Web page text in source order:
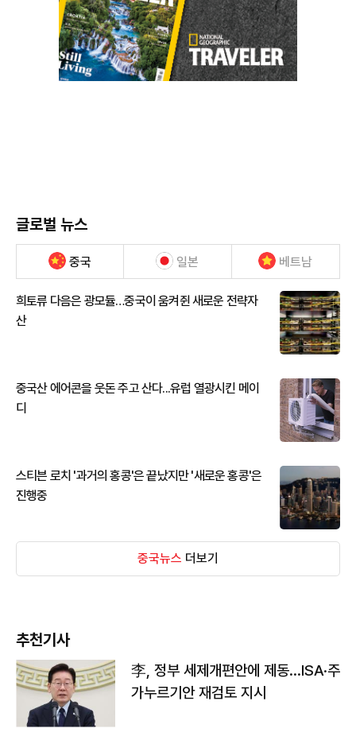
글로벌 뉴스
중국 일본 베트남
희토류 다음은 광모듈…중국이 움켜쥔 새로운 전략자
산
중국산 에어콘을 웃돈 주고 산다...유럽 열광시킨 메이
디
스티븐 로치 '과거의 홍콩'은 끝났지만 '새로운 홍콩'은
진행중
중국뉴스 더보기
추천기사
李, 정부 세제개편안에 제동…ISA·주
가누르기안 재검토 지시